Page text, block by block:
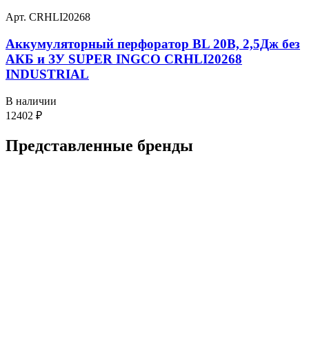
Арт. CRHLI20268
Аккумуляторный перфоратор BL 20В, 2,5Дж без
АКБ и ЗУ SUPER INGCO CRHLI20268
INDUSTRIAL
В наличии
12402 ₽
Представленные бренды